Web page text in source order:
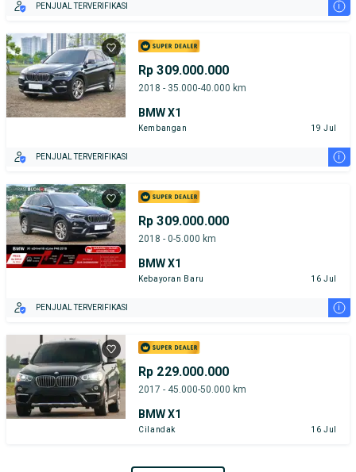
PENJUAL TERVERIFIKASI i
Rp 309.000.000
2018 - 35.000-40.000 km
BMW X1
Kembangan 19 Jul
PENJUAL TERVERIFIKASI i
Rp 309.000.000
2018 - 0-5.000 km
BMW X1
Kebayoran Baru 16 Jul
PENJUAL TERVERIFIKASI i
Rp 229.000.000
2017 - 45.000-50.000 km
BMW X1
Cilandak 16 Jul